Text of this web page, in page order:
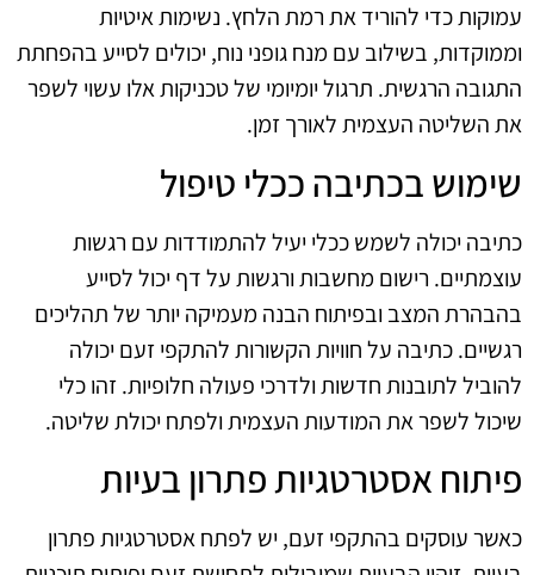
עמוקות כדי להוריד את רמת הלחץ. נשימות איטיות
וממוקדות, בשילוב עם מנח גופני נוח, יכולים לסייע בהפחתת
התגובה הרגשית. תרגול יומיומי של טכניקות אלו עשוי לשפר
את השליטה העצמית לאורך זמן.
שימוש בכתיבה ככלי טיפול
כתיבה יכולה לשמש ככלי יעיל להתמודדות עם רגשות
עוצמתיים. רישום מחשבות ורגשות על דף יכול לסייע
בהבהרת המצב ובפיתוח הבנה מעמיקה יותר של תהליכים
רגשיים. כתיבה על חוויות הקשורות להתקפי זעם יכולה
להוביל לתובנות חדשות ולדרכי פעולה חלופיות. זהו כלי
שיכול לשפר את המודעות העצמית ולפתח יכולת שליטה.
פיתוח אסטרטגיות פתרון בעיות
כאשר עוסקים בהתקפי זעם, יש לפתח אסטרטגיות פתרון